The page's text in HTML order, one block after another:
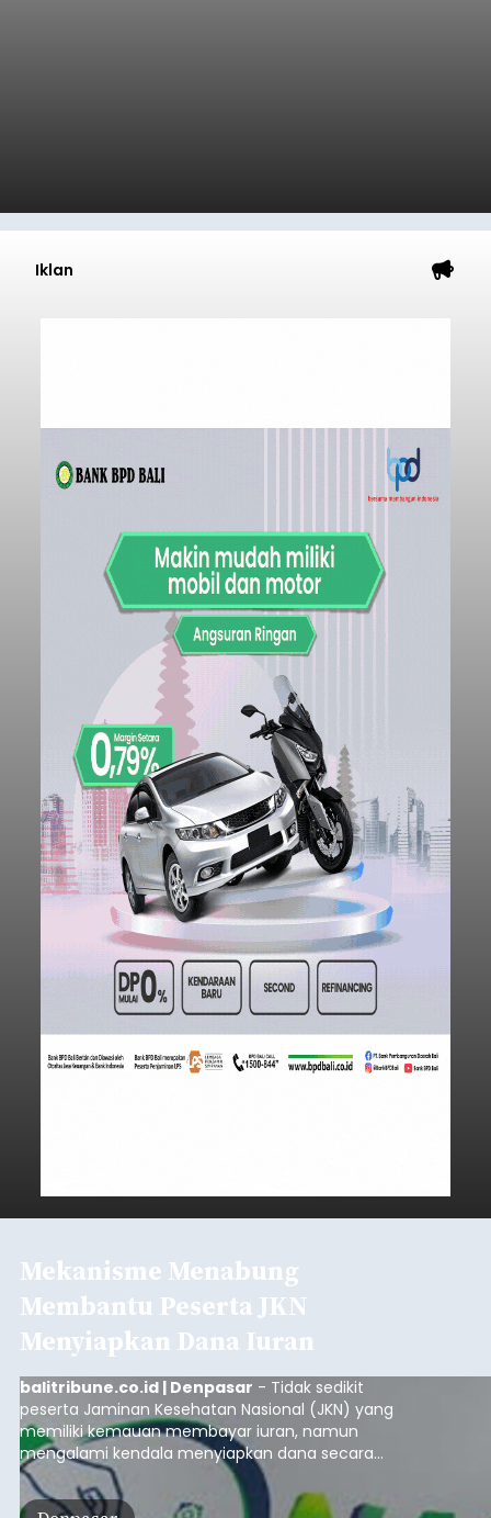
Iklan
Mekanisme Menabung
Membantu Peserta JKN
Menyiapkan Dana Iuran
balitribune.co.id | Denpasar - Tidak sedikit
peserta Jaminan Kesehatan Nasional (JKN) yang
memiliki kemauan membayar iuran, namun
mengalami kendala menyiapkan dana secara
penuh saat jatuh tempo pembayaran iuran.
Kondisi ini terutama dialami oleh peserta